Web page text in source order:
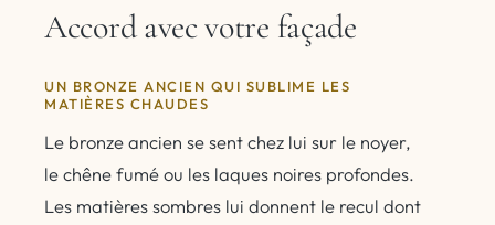
Accord avec votre façade
UN BRONZE ANCIEN QUI SUBLIME LES
MATIÈRES CHAUDES
Le bronze ancien se sent chez lui sur le noyer,
le chêne fumé ou les laques noires profondes.
Les matières sombres lui donnent le recul dont